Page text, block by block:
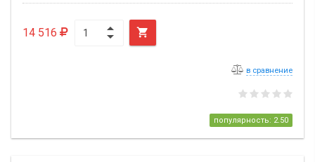
14 516 
в сравнение
популярность: 2.50